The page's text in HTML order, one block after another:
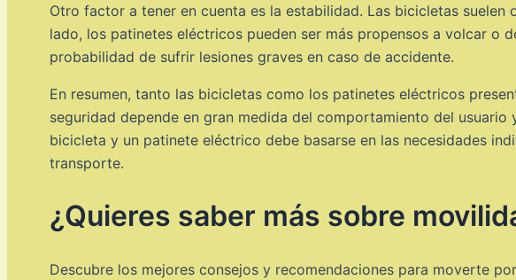
Otro factor a tener en cuenta es la estabilidad. Las bicicletas
lado, los patinetes eléctricos pueden ser más propensos a volcar o
probabilidad de sufrir lesiones graves en caso de accidente.
En resumen, tanto las bicicletas como los patinetes eléctricos
seguridad depende en gran medida del comportamiento del
bicicleta y un patinete eléctrico debe basarse en las necesidades
transporte.
¿Quieres saber más sobre
Descubre los mejores consejos y recomendaciones para moverte